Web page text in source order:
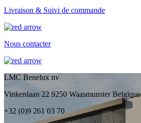
Livraison & Suivi de commande
Nous contacter
LMC Benelux nv
Vinkenlaan 22 9250 Waasmunster Belgique
+32 (0)9 261 03 70